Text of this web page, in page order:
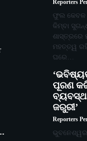
Reporters
ଫୁଲ କେବଳ
କିମ୍ବା
ମହତ୍ତ୍ୱ
ଘରେ…
ପୂରଣ
ଜରୁରୀ’
Reporters